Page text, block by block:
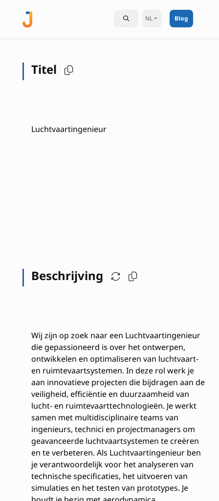
NL Blog
Titel
Luchtvaartingenieur
Beschrijving
Wij zijn op zoek naar een Luchtvaartingenieur
die gepassioneerd is over het ontwerpen,
ontwikkelen en optimaliseren van luchtvaart-
en ruimtevaartsystemen. In deze rol werk je
aan innovatieve projecten die bijdragen aan de
veiligheid, efficiëntie en duurzaamheid van
lucht- en ruimtevaarttechnologieën. Je werkt
samen met multidisciplinaire teams van
ingenieurs, technici en projectmanagers om
geavanceerde luchtvaartsystemen te creëren
en te verbeteren. Als Luchtvaartingenieur ben
je verantwoordelijk voor het analyseren van
technische specificaties, het uitvoeren van
simulaties en het testen van prototypes. Je